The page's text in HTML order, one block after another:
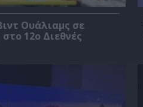
Ουάλιαμς σε
12ο Διεθνές